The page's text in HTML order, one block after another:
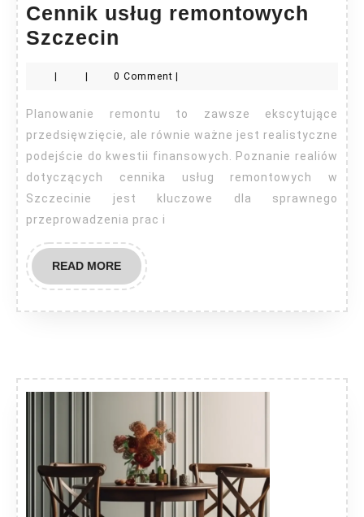
Cennik usług remontowych
Szczecin
remontowych
Szczecin
| | 0 Comment |
Planowanie remontu to zawsze ekscytujące
przedsięwzięcie, ale równie ważne jest realistyczne
podejście do kwestii finansowych. Poznanie realiów
dotyczących cennika usług remontowych w
Szczecinie jest kluczowe dla sprawnego
przeprowadzenia prac i
READ MOREREAD
MORE